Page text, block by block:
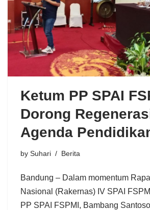
Ketum PP SPAI
Dorong
Agenda
by Suhari Berita
Bandung – Dalam momentum
Nasional (Rakernas) IV SPAI
PP SPAI FSPMI, Bambang